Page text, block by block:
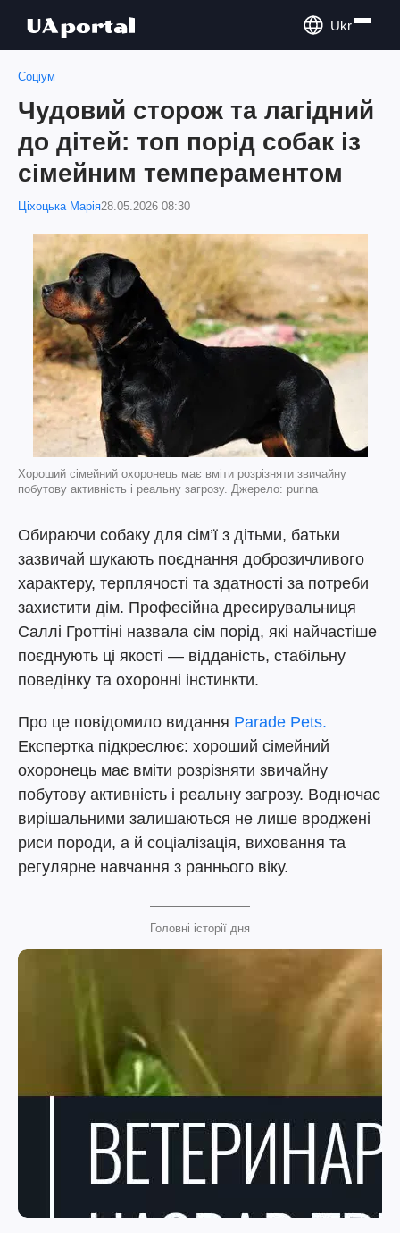
Ukr
Соціум
Чудовий сторож та лагідний
до дітей: топ порід собак із
сімейним темпераментом
Ціхоцька Марія28.05.2026 08:30
Хороший сімейний охоронець має вміти розрізняти звичайну
побутову активність і реальну загрозу. Джерело: purina
Обираючи собаку для сім’ї з дітьми, батьки
зазвичай шукають поєднання доброзичливого
характеру, терплячості та здатності за потреби
захистити дім. Професійна дресирувальниця
Саллі Гроттіні назвала сім порід, які найчастіше
поєднують ці якості — відданість, стабільну
поведінку та охоронні інстинкти.
Про це повідомило видання Parade Pets.
Експертка підкреслює: хороший сімейний
охоронець має вміти розрізняти звичайну
побутову активність і реальну загрозу. Водночас
вирішальними залишаються не лише вроджені
риси породи, а й соціалізація, виховання та
регулярне навчання з раннього віку.
Головні історії дня